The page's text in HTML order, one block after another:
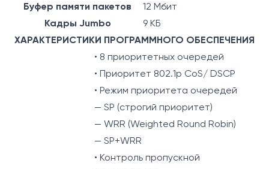
Буфер памяти пакетов
12 Мбит
Кадры Jumbo
9 КБ
ХАРАКТЕРИСТИКИ ПРОГРАММНОГО ОБЕСПЕЧЕНИЯ
• 8 приоритетных очередей
• Приоритет 802.1p CoS/ DSCP
• Режим приоритета очередей
— SP (строгий приоритет)
— WRR (Weighted Round Robin)
— SP+WRR
• Контроль пропускной